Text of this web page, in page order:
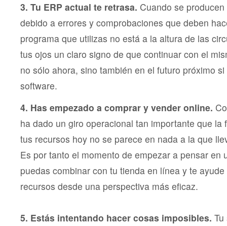
3. Tu ERP actual te retrasa. Cuando se
debido a errores y comprobaciones que deben
programa que utilizas no está a la altura de las
tus ojos un claro signo de que continuar con el
no sólo ahora, sino también en el futuro próximo
software.
4. Has empezado a comprar y vender online.
ha dado un giro operacional tan importante que la
tus recursos hoy no se parece en nada a la que
Es por tanto el momento de empezar a pensar en
puedas combinar con tu tienda en línea y te
recursos desde una perspectiva más eficaz.
5. Estás intentando hacer cosas imposibles.